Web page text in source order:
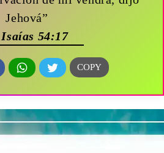
Jehová”
54:17